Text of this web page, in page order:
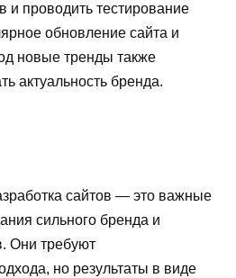
и проводить тестирование
обновление сайта и
новые тренды также
актуальность бренда.
сайтов — это важные
сильного бренда и
Они требуют
но результаты в виде